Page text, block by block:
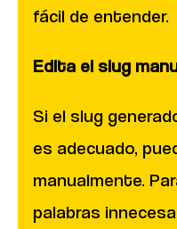
fácil de entender.
Edita el slug
Si el slug
es adecuado,
manualmente.
palabras